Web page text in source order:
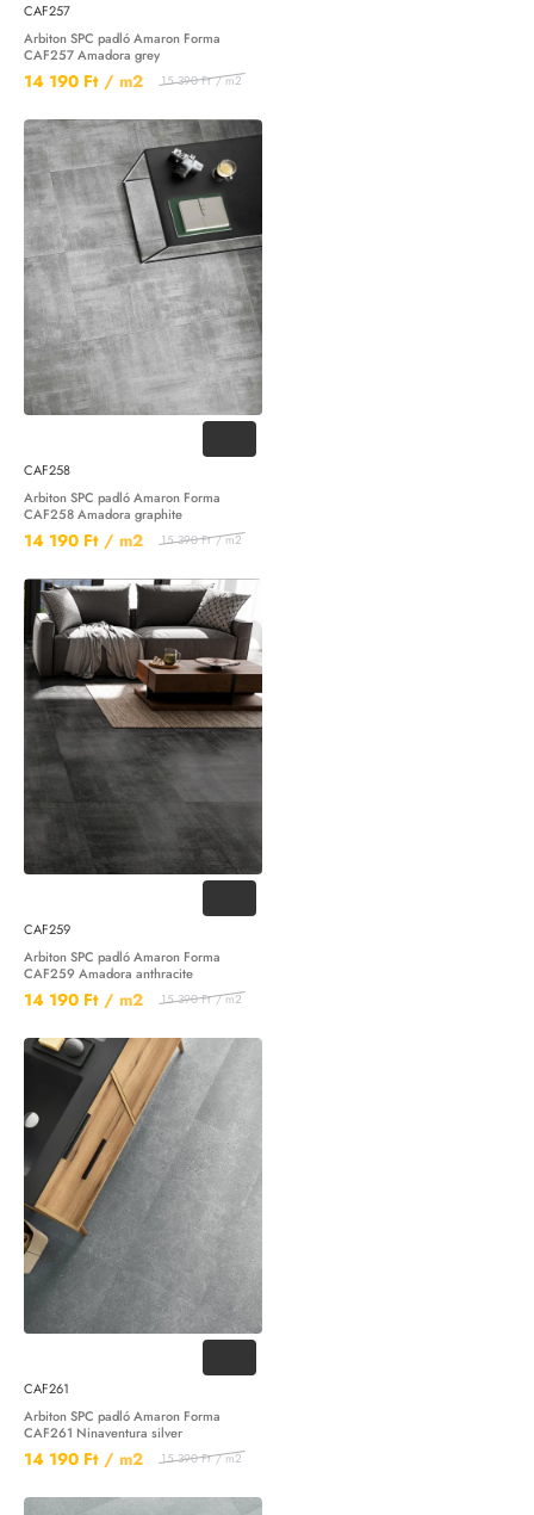
CAF257
Arbiton SPC padló Amaron Forma
CAF257 Amadora grey
14 190 Ft / m2 15 390 Ft / m2
-8%
CAF258
Arbiton SPC padló Amaron Forma
CAF258 Amadora graphite
14 190 Ft / m2 15 390 Ft / m2
-8%
CAF259
Arbiton SPC padló Amaron Forma
CAF259 Amadora anthracite
14 190 Ft / m2 15 390 Ft / m2
-8%
CAF261
Arbiton SPC padló Amaron Forma
CAF261 Ninaventura silver
14 190 Ft / m2 15 390 Ft / m2